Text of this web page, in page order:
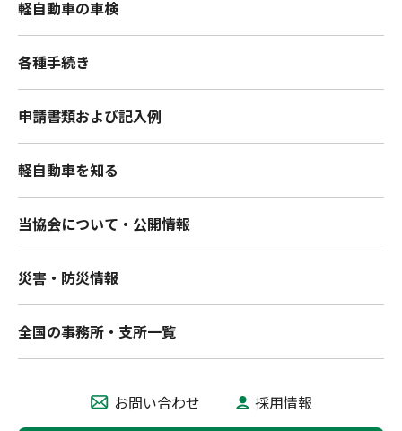
軽自動車の車検
各種手続き
申請書類および記入例
軽自動車を知る
当協会について・公開情報
災害・防災情報
全国の事務所・支所一覧
お問い合わせ 採用情報